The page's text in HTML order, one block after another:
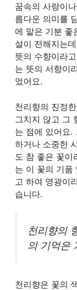
꿈속의 사랑이
름다운 의미를
에 맡은 기분 좋
설이 전해지는
뜻의 수향이라
는 뜻의 서향이
었어요.
천리향의 진정
그치지 않고 그
는 점에 있어요.
하거나 소중한
도 참 좋은 꽃이
는 이 꽃의 기품
고 하여 영광이
습니다.
천리향의
의 기억은
천리향은 꽃의